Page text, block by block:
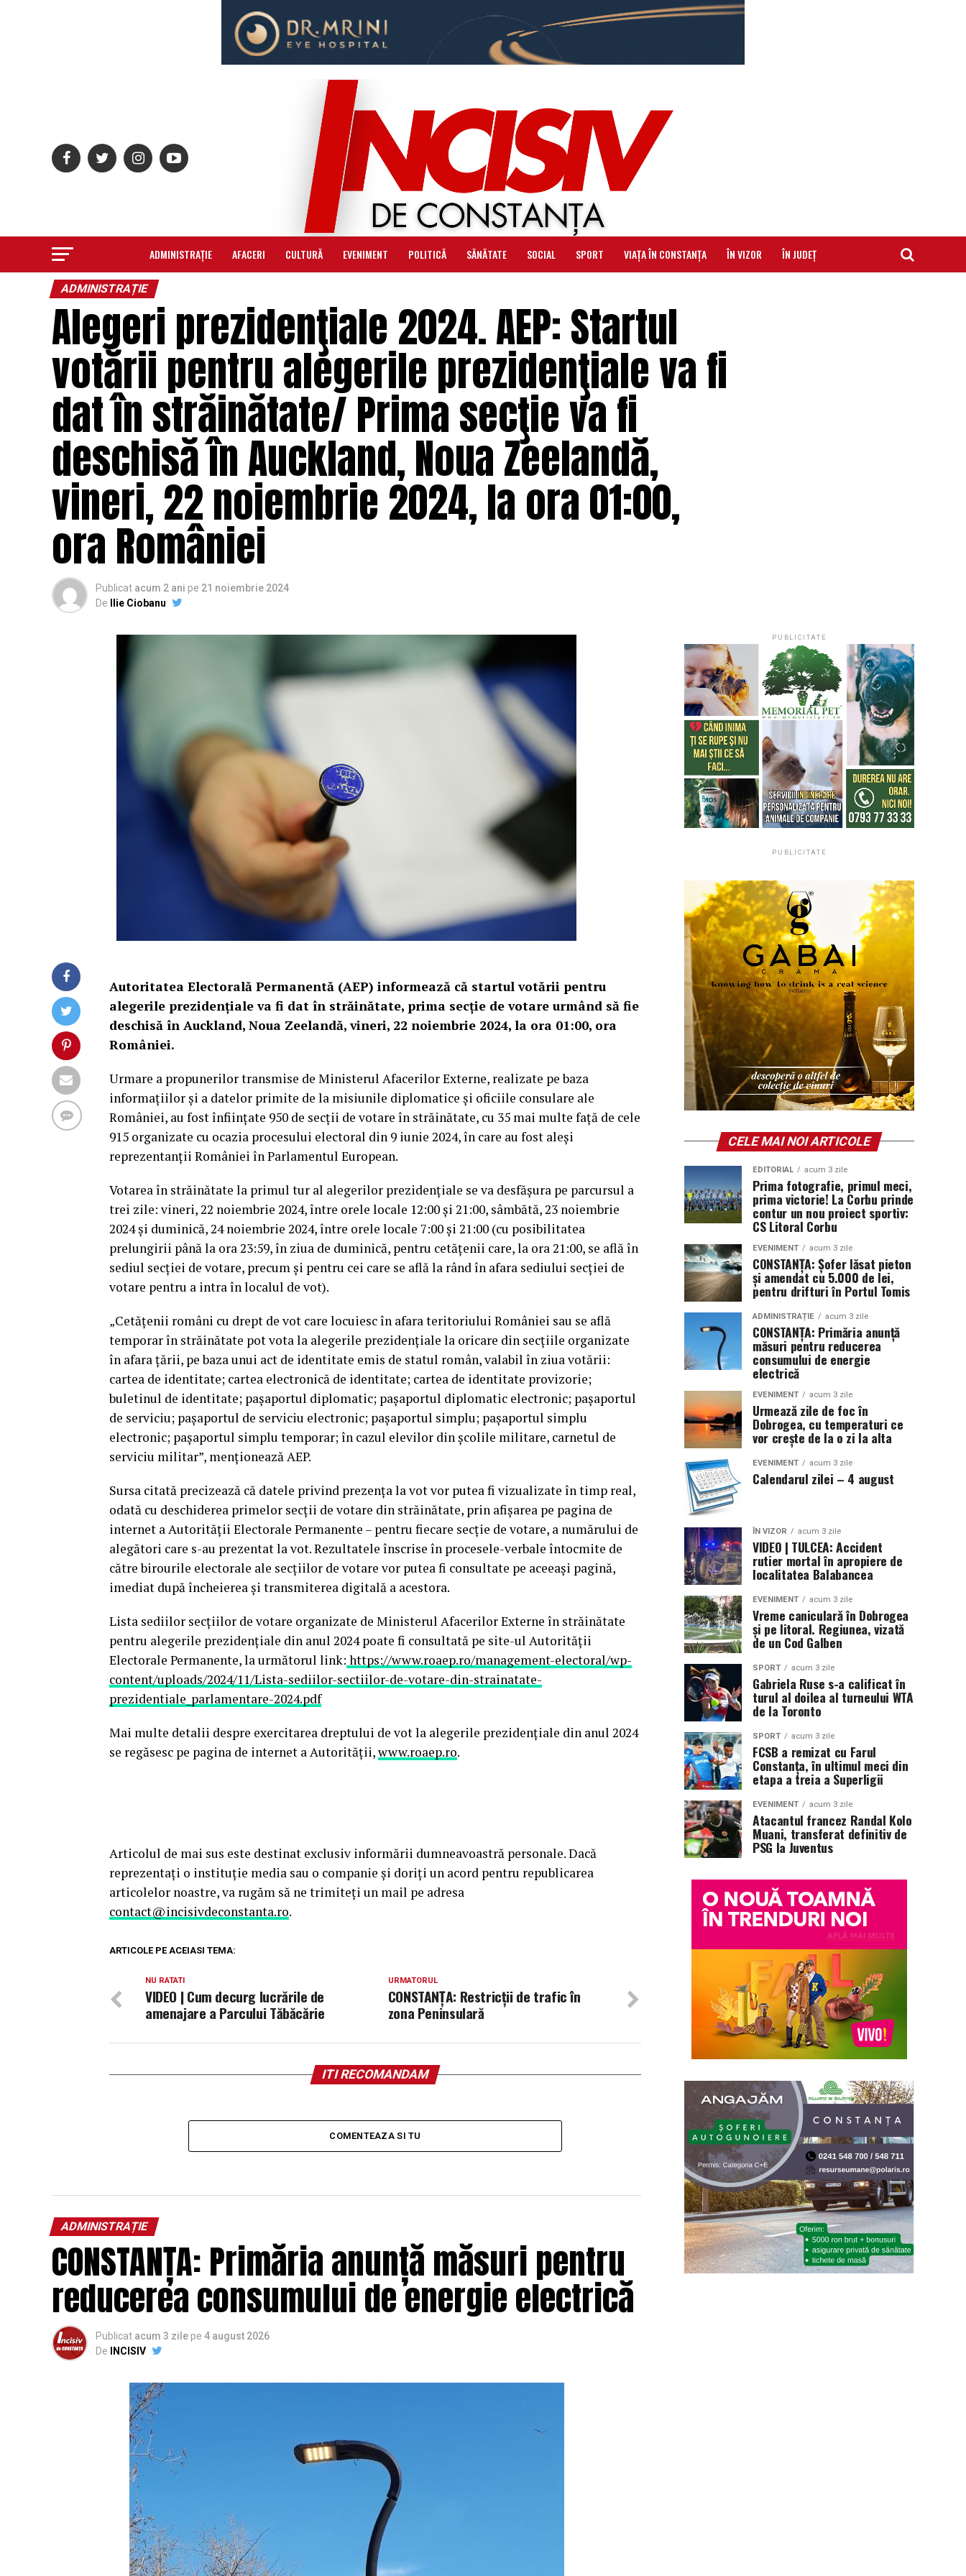
ADMINISTRAȚIE AFACERI CULTURĂ EVENIMENT POLITICĂ SĂNĂTATE SOCIAL SPORT VIAȚA ÎN CONSTANȚA ÎN VIZOR ÎN JUDEȚ
ADMINISTRAȚIE
Alegeri prezidenţiale 2024. AEP: Startul
votării pentru alegerile prezidenţiale va fi
dat în străinătate/ Prima secţie va fi
deschisă în Auckland, Noua Zeelandă,
vineri, 22 noiembrie 2024, la ora 01:00,
ora României
Publicat acum 2 ani pe 21 noiembrie 2024
De
Ilie Ciobanu
Autoritatea Electorală Permanentă (AEP) informează că startul votării pentru
alegerile prezidenţiale va fi dat în străinătate, prima secţie de votare urmând să fie
deschisă în Auckland, Noua Zeelandă, vineri, 22 noiembrie 2024, la ora 01:00, ora
României.
Urmare a propunerilor transmise de Ministerul Afacerilor Externe, realizate pe baza
informaţiilor şi a datelor primite de la misiunile diplomatice şi oficiile consulare ale
României, au fost înfiinţate 950 de secţii de votare în străinătate, cu 35 mai multe faţă de cele
915 organizate cu ocazia procesului electoral din 9 iunie 2024, în care au fost aleşi
reprezentanţii României în Parlamentul European.
Votarea în străinătate la primul tur al alegerilor prezidenţiale se va desfăşura pe parcursul a
trei zile: vineri, 22 noiembrie 2024, între orele locale 12:00 şi 21:00, sâmbătă, 23 noiembrie
2024 şi duminică, 24 noiembrie 2024, între orele locale 7:00 şi 21:00 (cu posibilitatea
prelungirii până la ora 23:59, în ziua de duminică, pentru cetăţenii care, la ora 21:00, se află în
sediul secţiei de votare, precum şi pentru cei care se află la rând în afara sediului secţiei de
votare pentru a intra în localul de vot).
„Cetăţenii români cu drept de vot care locuiesc în afara teritoriului României sau se află
temporar în străinătate pot vota la alegerile prezidenţiale la oricare din secţiile organizate
în afara ţării, pe baza unui act de identitate emis de statul român, valabil în ziua votării:
cartea de identitate; cartea electronică de identitate; cartea de identitate provizorie;
buletinul de identitate; paşaportul diplomatic; paşaportul diplomatic electronic; paşaportul
de serviciu; paşaportul de serviciu electronic; paşaportul simplu; paşaportul simplu
electronic; paşaportul simplu temporar; în cazul elevilor din şcolile militare, carnetul de
serviciu militar”, menţionează AEP.
Sursa citată precizează că datele privind prezenţa la vot vor putea fi vizualizate în timp real,
odată cu deschiderea primelor secţii de votare din străinătate, prin afişarea pe pagina de
internet a Autorităţii Electorale Permanente – pentru fiecare secţie de votare, a numărului de
alegători care s-au prezentat la vot. Rezultatele înscrise în procesele-verbale întocmite de
către birourile electorale ale secţiilor de votare vor putea fi consultate pe aceeaşi pagină,
imediat după încheierea şi transmiterea digitală a acestora.
Lista sediilor secţiilor de votare organizate de Ministerul Afacerilor Externe în străinătate
pentru alegerile prezidenţiale din anul 2024 poate fi consultată pe site-ul Autorităţii
Electorale Permanente, la următorul link: https://www.roaep.ro/management-electoral/wp-
content/uploads/2024/11/Lista-sediilor-sectiilor-de-votare-din-strainatate-
prezidentiale_parlamentare-2024.pdf
Mai multe detalii despre exercitarea dreptului de vot la alegerile prezidenţiale din anul 2024
se regăsesc pe pagina de internet a Autorităţii,www.roaep.ro.
Articolul de mai sus este destinat exclusiv informării dumneavoastră personale. Dacă
reprezentaţi o instituţie media sau o companie şi doriţi un acord pentru republicarea
articolelor noastre, va rugăm să ne trimiteţi un mail pe adresa
contact@incisivdeconstanta.ro.
ARTICOLE PE ACEIASI TEMA:
URMATORUL
CONSTANȚA: Restricții de trafic în
zona Peninsulară
NU RATATI
VIDEO | Cum decurg lucrările de
amenajare a Parcului Tăbăcărie
ITI RECOMANDAM
COMENTEAZA SI TU
ADMINISTRAȚIE
CONSTANȚA: Primăria anunță măsuri pentru
reducerea consumului de energie electrică
Publicat acum 3 zile pe 4 august 2026
De
INCISIV
PUBLICITATE
PUBLICITATE
CELE MAI NOI ARTICOLE
EDITORIAL acum 3 zile
Prima fotografie, primul meci,
prima victorie! La Corbu prinde
contur un nou proiect sportiv:
CS Litoral Corbu
EVENIMENT acum 3 zile
CONSTANȚA: Șofer lăsat pieton
și amendat cu 5.000 de lei,
pentru drifturi în Portul Tomis
ADMINISTRAȚIE acum 3 zile
CONSTANȚA: Primăria anunță
măsuri pentru reducerea
consumului de energie
electrică
EVENIMENT acum 3 zile
Urmează zile de foc în
Dobrogea, cu temperaturi ce
vor crește de la o zi la alta
EVENIMENT acum 3 zile
Calendarul zilei – 4 august
ÎN VIZOR acum 3 zile
VIDEO | TULCEA: Accident
rutier mortal în apropiere de
localitatea Balabancea
EVENIMENT acum 3 zile
Vreme caniculară în Dobrogea
și pe litoral. Regiunea, vizată
de un Cod Galben
SPORT acum 3 zile
Gabriela Ruse s-a calificat în
turul al doilea al turneului WTA
de la Toronto
SPORT acum 3 zile
FCSB a remizat cu Farul
Constanța, în ultimul meci din
etapa a treia a Superligii
EVENIMENT acum 3 zile
Atacantul francez Randal Kolo
Muani, transferat definitiv de
PSG la Juventus